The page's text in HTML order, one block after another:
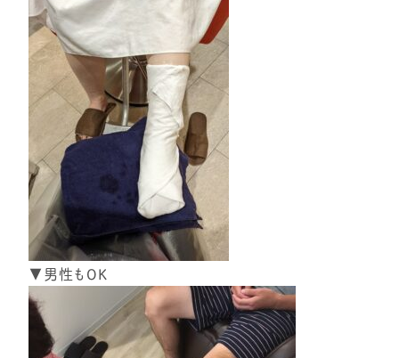
▼男性もOK